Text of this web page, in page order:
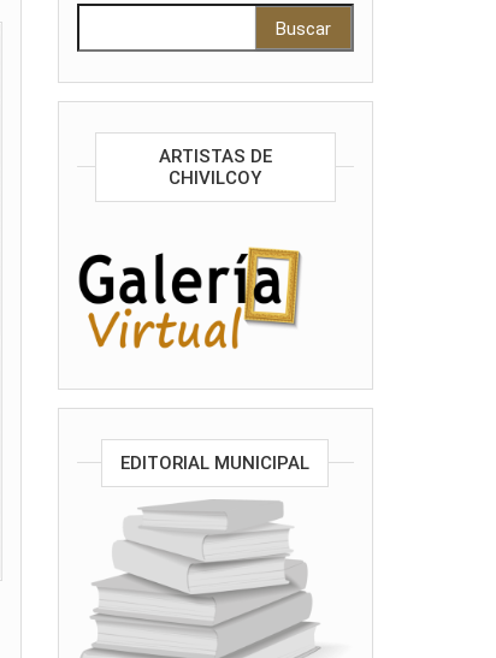
ARTISTAS DE
CHIVILCOY
EDITORIAL MUNICIPAL